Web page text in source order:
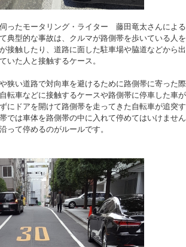
ったモータリング・ライター 藤田竜太さんによ
典型的な事故は、クルマが路側帯を歩いている人
接触したり、道路に面した駐車場や脇道などから
いた人と接触するケース。
狭い道路で対向車を避けるために路側帯に寄った
転車などに接触するケースや路側帯に停車した車
にドアを開けて路側帯を走ってきた自転車が追突
では車体を路側帯の中に入れて停めてはいけませ
って停めるのがルールです。